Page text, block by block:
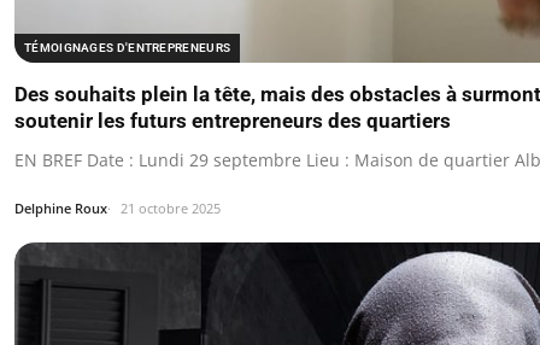
TÉMOIGNAGES D'ENTREPRENEURS
Des souhaits plein la tête, mais des obstacles à
soutenir les futurs entrepreneurs des quartiers
EN BREF Date : Lundi 29 septembre Lieu : Maison de quartier
Delphine Roux 21 octobre 2025